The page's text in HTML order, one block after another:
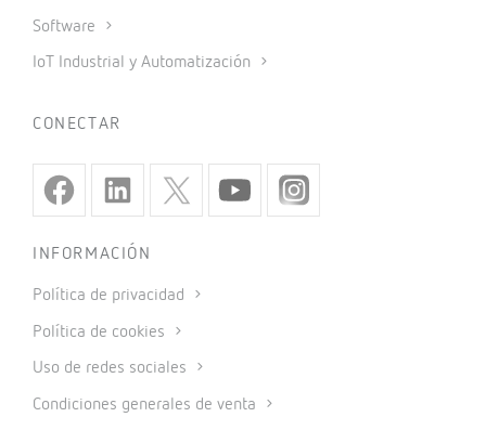
Software
IoT Industrial y Automatización
CONECTAR
INFORMACIÓN
Política de privacidad
Política de cookies
Uso de redes sociales
Condiciones generales de venta